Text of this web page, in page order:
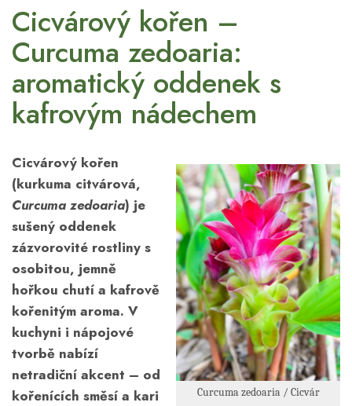
Cicvárový kořen –
Curcuma zedoaria:
aromatický oddenek s
kafrovým nádechem
Curcuma zedoaria / Cicvár
Cicvárový kořen
(kurkuma citvárová,
Curcuma zedoaria) je
sušený oddenek
zázvorovité rostliny s
osobitou, jemně
hořkou chutí a kafrově
kořenitým aroma. V
kuchyni i nápojové
tvorbě nabízí
netradiční akcent – od
kořenících směsí a kari